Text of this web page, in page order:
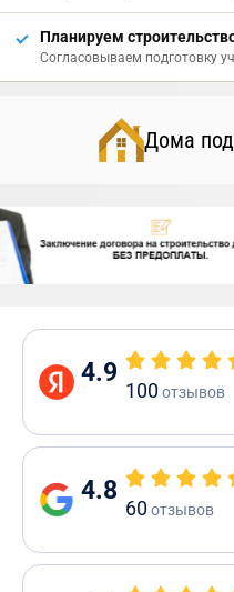
Планируем
Согласовываем подготовку
Дома
4.9
100отзывов
4.8
60отзывов